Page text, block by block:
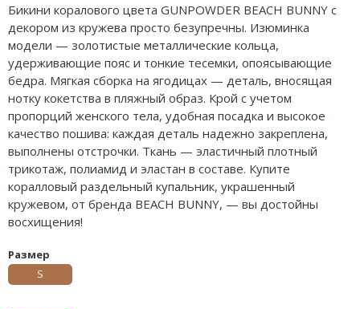
Бикини коралового цвета GUNPOWDER BEACH BUNNY с
декором из кружева просто безупречны. Изюминка
модели — золотистые металлические кольца,
удерживающие пояс и тонкие тесемки, опоясывающие
бедра. Мягкая сборка на ягодицах — деталь, вносящая
нотку кокетства в пляжный образ. Крой с учетом
пропорций женского тела, удобная посадка и высокое
качество пошива: каждая деталь надежно закреплена,
выполнены отстрочки. Ткань — эластичный плотный
трикотаж, полиамид и эластан в составе. Купите
коралловый раздельный купальник, украшенный
кружевом, от бренда BEACH BUNNY, — вы достойны
восхищения!
Размер
S